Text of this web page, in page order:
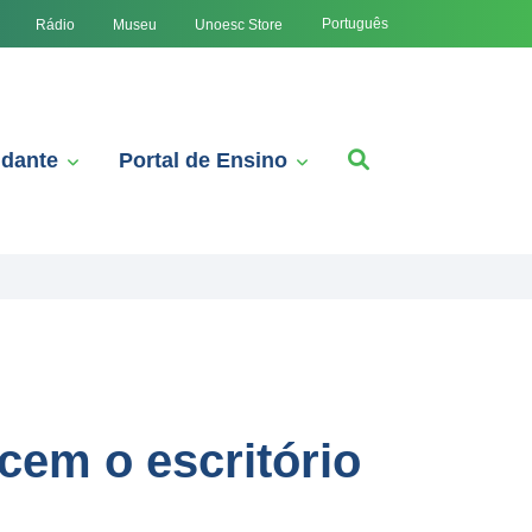
Rádio Museu Unoesc Store Português
Portal de Ensino
o escritório